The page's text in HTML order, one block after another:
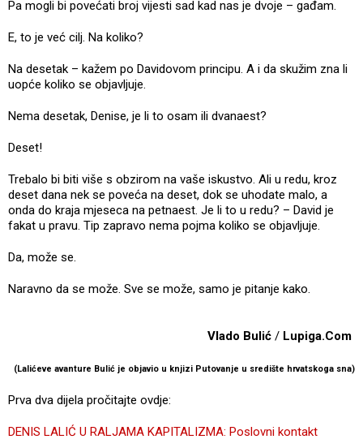
Pa mogli bi povećati broj vijesti sad kad nas je dvoje – gađam.
E, to je već cilj. Na koliko?
Na desetak – kažem po Davidovom principu. A i da skužim zna li
uopće koliko se objavljuje.
Nema desetak, Denise, je li to osam ili dvanaest?
Deset!
Trebalo bi biti više s obzirom na vaše iskustvo. Ali u redu, kroz
deset dana nek se poveća na deset, dok se uhodate malo, a
onda do kraja mjeseca na petnaest. Je li to u redu? – David je
fakat u pravu. Tip zapravo nema pojma koliko se objavljuje.
Da, može se.
Naravno da se može. Sve se može, samo je pitanje kako.
Vlado Bulić / Lupiga.Com
(Lalićeve avanture Bulić je objavio u knjizi Putovanje u središte hrvatskoga sna)
Prva dva dijela pročitajte ovdje:
DENIS LALIĆ U RALJAMA KAPITALIZMA: Poslovni kontakt